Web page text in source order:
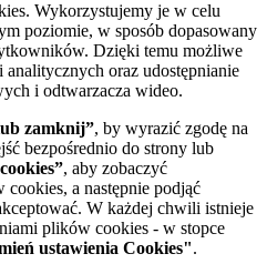
Wykorzystujemy je w celu
poziomie, w sposób dopasowany
Dzięki temu możliwe
analitycznych oraz udostępnianie
i odtwarzacza wideo.
zamknij”, by wyrazić zgodę na
bezpośrednio do strony lub
, aby zobaczyć
a następnie podjąć
W każdej chwili istnieje
plików cookies - w stopce
ustawienia Cookies".